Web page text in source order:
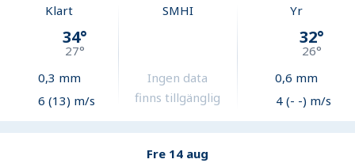
Klart
34°
27°
0,3 mm
6 (13) m/s
SMHI
Ingen data
finns tillgänglig
Yr
32°
26°
0,6 mm
4 (- -) m/s
Fre 14 aug